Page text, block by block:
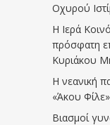
Οχυρού
Η Ιερά
πρόσφατη
Κυριάκου
Η νεανική
«Άκου Φίλε»
Βιασμοί